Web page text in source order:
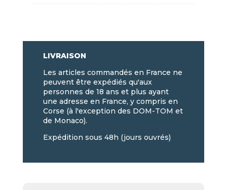
LIVRAISON
Les articles commandés en France ne
peuvent être expédiés qu'aux
personnes de 18 ans et plus ayant
une adresse en France, y compris en
Corse (à l'exception des DOM-TOM et
de Monaco).
Expédition sous 48h (jours ouvrés)